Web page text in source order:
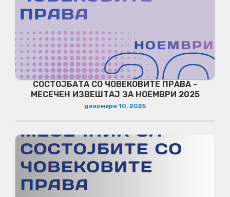
СОСТОЈБАТА СО ЧОВЕКОВИТЕ ПРАВА –
МЕСЕЧЕН ИЗВЕШТАЈ ЗА НОЕМВРИ 2025
декември 10, 2025